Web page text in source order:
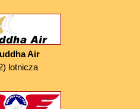
Air
lotnicza